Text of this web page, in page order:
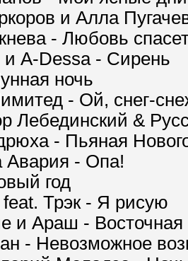
и Алла
- Любовь
A-Dessa - Сирень
ночь
- Ой, снег-
Лебединский &
- Пьяная
Авария - Опа!
год
Трэк - Я рисую
и Араш - Восточная
- Невозможное